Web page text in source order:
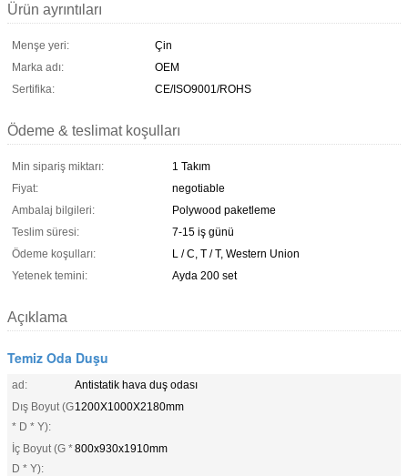
Ürün ayrıntıları
Menşe yeri:
Çin
Marka adı:
OEM
Sertifika:
CE/ISO9001/ROHS
Ödeme & teslimat koşulları
Min sipariş miktarı:
1 Takım
Fiyat:
negotiable
Ambalaj bilgileri:
Polywood paketleme
Teslim süresi:
7-15 iş günü
Ödeme koşulları:
L / C, T / T, Western Union
Yetenek temini:
Ayda 200 set
Açıklama
Temiz Oda Duşu
ad:
Antistatik hava duş odası
Dış Boyut (G
* D * Y):
1200X1000X2180mm
İç Boyut (G *
D * Y):
800x930x1910mm